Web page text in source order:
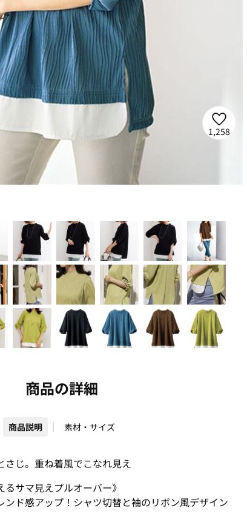
1,258
商品の詳細
商品説明 素材・サイズ
じ。重ね着風でこなれ見え
るサマ見えプルオーバー》
ンド感アップ！シャツ切替と袖のリボン風デザイン